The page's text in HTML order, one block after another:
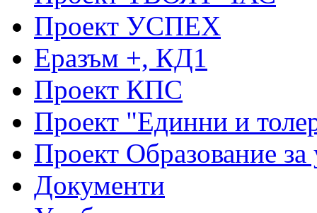
Проект УСПЕХ
Еразъм +, КД1
Проект КПС
Проект "Единни и
Проект Образование
Документи